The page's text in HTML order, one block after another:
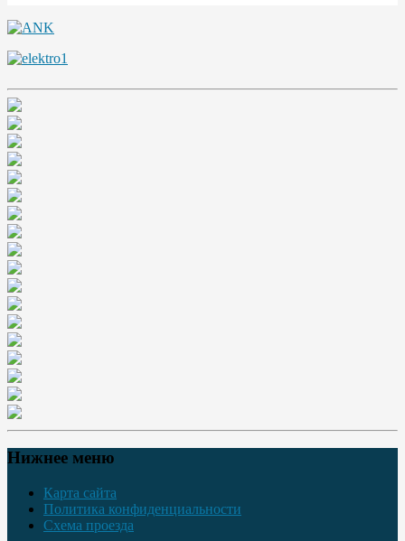
Нижнее меню
Карта сайта
Политика конфиденциальности
Схема проезда